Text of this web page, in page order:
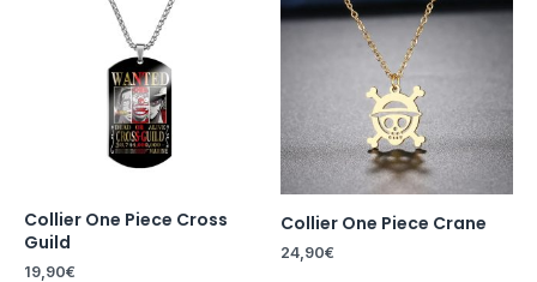
Collier One Piece Cross
Guild
19,90€
Collier One Piece Crane
24,90€